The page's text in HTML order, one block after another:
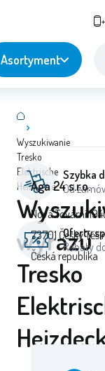
Asortyment
Wyszukiwanie
Tresko
Elektrische
Heizdecke
wyrazu
Tresko
Szybka
Od
Oferty
Rabaty
Aga 24 s.r.o.
Nová Tovární
73701 Český
Česká republika